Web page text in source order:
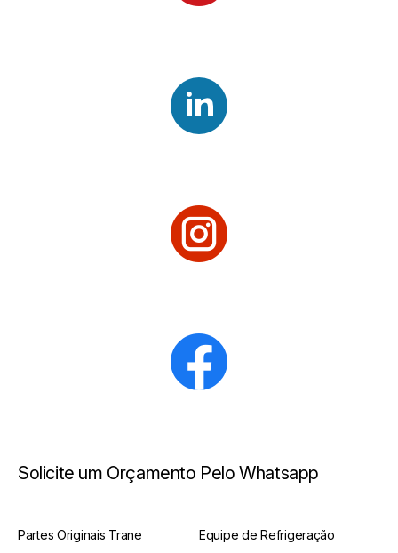
Solicite um Orçamento Pelo Whatsapp
Partes Originais Trane Equipe de Refrigeração